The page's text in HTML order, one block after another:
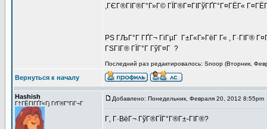
,ГЄГ®ГІГ®Г°Г»Г© ГЇГ®Г¤ГІГўГҐГ°Г¤ГЁГ«
PS ГЉГ°Г ГҐГ¬ ГіГµГ Г±Г«Г»ГёГ Г« , Г·ГІГ®
ГЅГІГ® ГЇГ°Г ГўГ¤Г ?
Последний раз редактировалось: Snoop (Вторник,
Вернуться к началу
Hashish
Г†ГЁГІГҐГ«Гј ГґГ®Г°ГіГ¬Г
Добавлено: Понедельник, Февраля 20, 2012 8:55pm
Г‚ Г·ВёГ¬ ГўГ®ГЇГ°Г®Г±-ГІГ®?